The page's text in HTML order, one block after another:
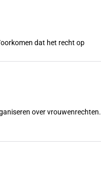
dat het recht op
over vrouwenrechten.